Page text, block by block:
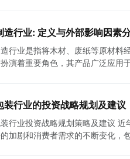
浆制造是一个排放大量废水和废
负面影响。只有这样，他们才能在竞争激烈的市场中保
业。化学纸浆和机械纸浆是该行
供应、能源成本和环境监管等。
业的市场竞争主要是品牌竞争和成本竞争。品牌竞争是指企业通过加强产品研发和营销推
自己品牌的知名度和美誉度，从
获得更高的利润空间。在纸浆制
制造行业的市场竞争还受到政策
，同时还受到成本竞争、政策环
和结构调整力度，提高产品质量
，实现行业良性竞争和可持续发
造行业: 定义与外部影响因素
行业是指将木材、废纸等原材料
演着重要角色，其产品广泛应用
主要产品包括机制纸浆、化学浆
制造行业的核心原材料是木材和
的有效性将决定行业的发展前景。 2. 环境政策：纸浆制造行业涉及大量的能源和水资
装行业的投资战略规划及建议
划策略及建议 近年来，中国包装行业迅猛发展，为国内外众多企业提供了广阔的市场空间。然而，随着市
加剧和消费者需求的不断变化，